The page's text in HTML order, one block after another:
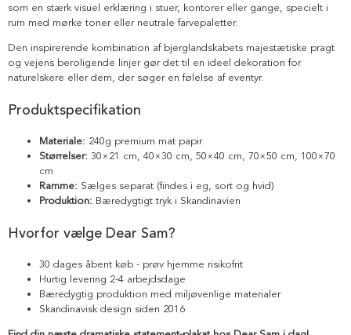
som en stærk visuel erklæring i stuer, kontorer eller gange, specielt i
rum med mørke toner eller neutrale farvepaletter.
Den inspirerende kombination af bjerglandskabets majestætiske pragt
og vejens beroligende linjer gør det til en ideel dekoration for
naturelskere eller dem, der søger en følelse af eventyr.
Produktspecifikation
Materiale: 240g premium mat papir
Størrelser: 30×21 cm, 40×30 cm, 50×40 cm, 70×50 cm, 100×70
cm
Ramme: Sælges separat (findes i eg, sort og hvid)
Produktion: Bæredygtigt tryk i Skandinavien
Hvorfor vælge Dear Sam?
30 dages åbent køb - prøv hjemme risikofrit
Hurtig levering 2-4 arbejdsdage
Bæredygtig produktion med miljøvenlige materialer
Skandinavisk design siden 2016